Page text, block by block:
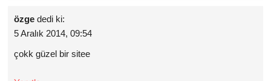
özge dedi ki:
5 Aralık 2014, 09:54
çokk güzel bir sitee